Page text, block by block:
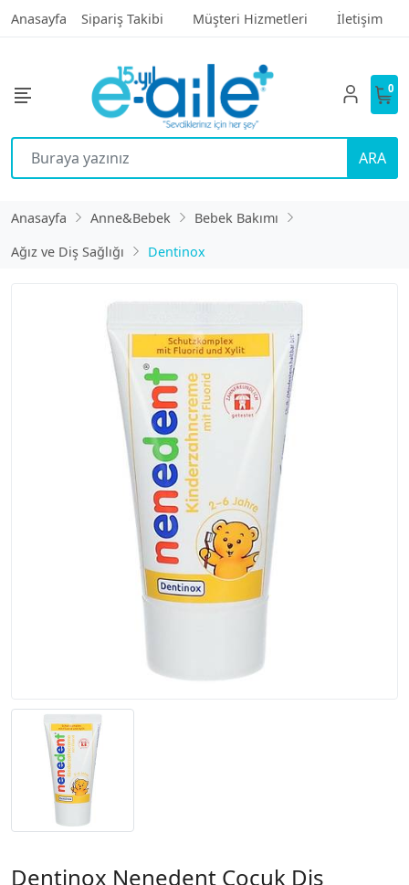
Anasayfa Sipariş Takibi Müşteri Hizmetleri İletişim
ARA
0
Anasayfa Anne&Bebek
Bebek Bakımı
Ağız ve Diş Sağlığı
Dentinox
Dentinox Nenedent Çocuk Diş